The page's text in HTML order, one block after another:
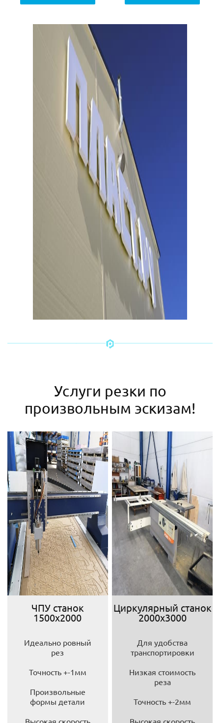
Услуги резки по
произвольным эскизам!
ЧПУ станок
1500х2000
Идеально ровный
рез
Точность +-1мм
Произвольные
формы детали
Циркулярный станок
2000х3000
Для удобства
транспортировки
Низкая стоимость
реза
Точность +-2мм